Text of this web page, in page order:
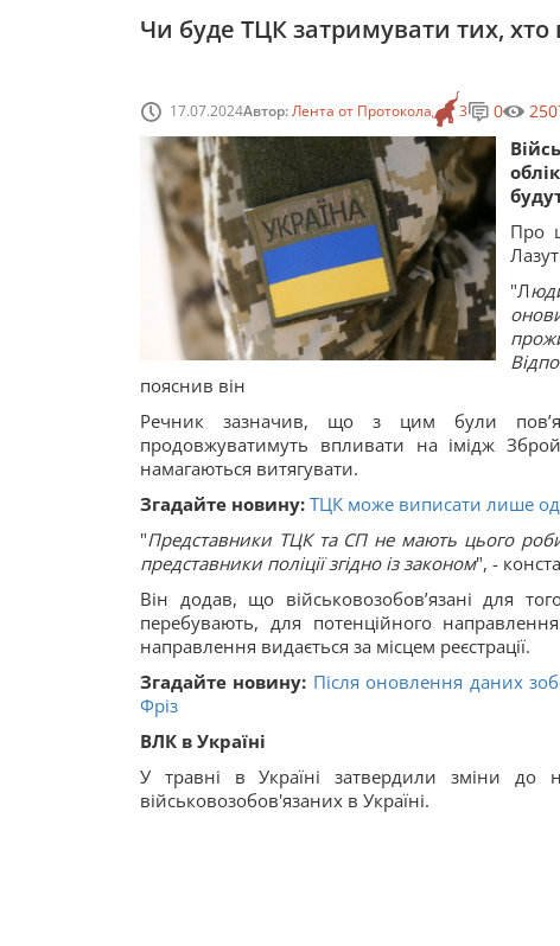
Чи буде ТЦК затримувати тих,
17.07.2024Автор:Лента от Протокола 3 0
Про
"Л
пояснив він
Речник зазначив, що з цим були
продовжуватимуть впливати на імідж
намагаються витягувати.
Згадайте новину: ТЦК може виписати лише
"Представники ТЦК та СП не мають цього
представники поліції згідно із законом", -
Він додав, що військовозобов’язані для
перебувають, для потенційного
направлення видається за місцем реєстрації.
Згадайте новину: Після оновлення даних
Фріз
ВЛК в Україні
У травні в Україні затвердили зміни до
військовозобов'язаних в Україні.